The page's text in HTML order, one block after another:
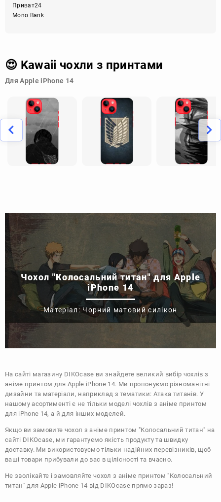
Приват24
Mono Bank
😍 Kawaii чохли з принтами
Для Apple iPhone 14
Чохол "Колосальний титан" для Apple
iPhone 14
Матеріал: Чорний матовий силікон
На сайті магазину DIKOcase ви знайдете великий вибір чохлів з
аніме принтом для Apple iPhone 14. Ми пропонуємо різноманітні
дизайни та матеріали, наприклад з тематики: Атака титанів. У
нашому асортименті є не тільки моделі чохлів з аніме принтом
для iPhone 14, а й для інших моделей.
Якщо ви замовите чохол з аніме принтом "Колосальний титан" на
сайті DIKOcase, ми гарантуємо якість продукту та швидку
доставку. Ми використовуємо тільки надійних перевізників, щоб
ваші товари прибували до вас в цілісності та вчасно.
Не зволікайте і замовляйте чохол з аніме принтом "Колосальний
титан" для Apple iPhone 14 від DIKOcase прямо зараз!